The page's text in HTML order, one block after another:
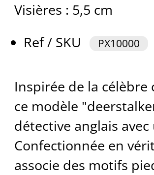
Visières : 5,5 cm
Ref / SKU
PX10000
Inspirée de la célèbre
ce modèle
détective anglais
Confectionnée en
associe des motifs